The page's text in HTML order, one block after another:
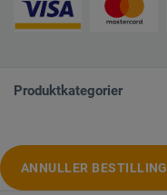
Produktkategorier
ANNULLER BESTILLING